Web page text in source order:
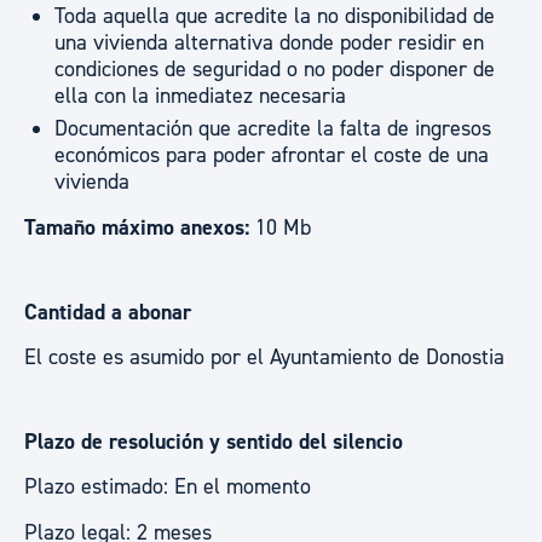
Toda aquella que acredite la no disponibilidad de
una vivienda alternativa donde poder residir en
condiciones de seguridad o no poder disponer de
ella con la inmediatez necesaria
Documentación que acredite la falta de ingresos
económicos para poder afrontar el coste de una
vivienda
Tamaño máximo anexos: 10 Mb
Cantidad a abonar
El coste es asumido por el Ayuntamiento de Donostia
Plazo de resolución y sentido del silencio
Plazo estimado: En el momento
Plazo legal: 2 meses